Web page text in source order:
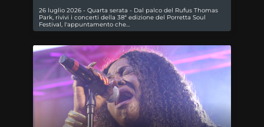
26 luglio 2026 - Quarta serata - Dal palco del Rufus Thomas
Park, rivivi i concerti della 38ª edizione del Porretta Soul
Festival, l'appuntamento che…